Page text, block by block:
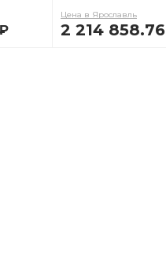
Р
Цена в Ярославль
2 214 858.76